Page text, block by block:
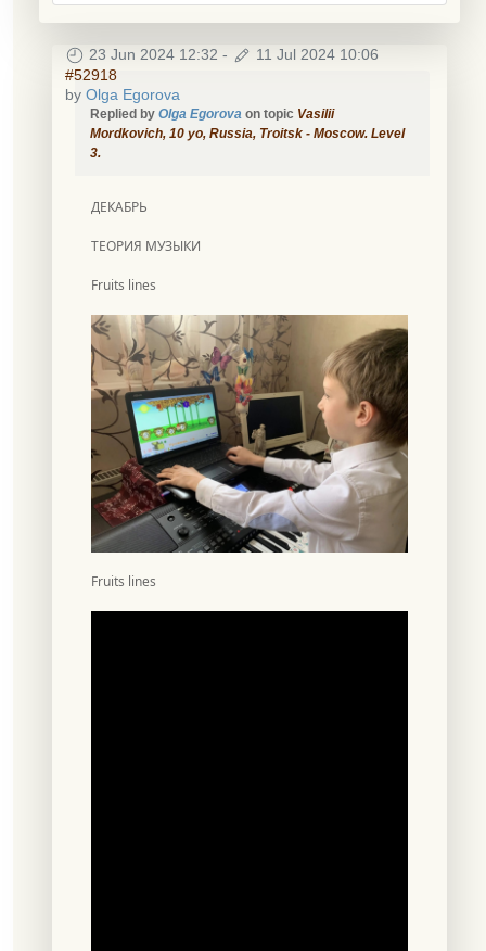
23 Jun 2024 12:32 -
11 Jul 2024 10:06
#52918
by Olga Egorova
Replied by Olga Egorova on topic Vasilii
Mordkovich, 10 уо, Russia, Troitsk - Moscow. Level
3.
ДЕКАБРЬ
ТЕОРИЯ МУЗЫКИ
Fruits lines
Fruits lines